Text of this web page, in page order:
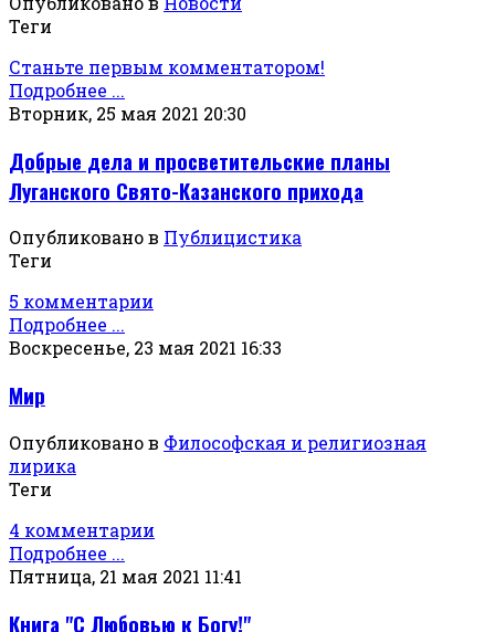
Теги
Станьте первым комментатором!
Подробнее ...
Вторник, 25 мая 2021 20:30
Добрые дела и просветительские планы
Луганского Свято-Казанского прихода
Опубликовано в Публицистика
Теги
5 комментарии
Подробнее ...
Воскресенье, 23 мая 2021 16:33
Мир
Опубликовано в Философская и религиозная
лирика
Теги
4 комментарии
Подробнее ...
Пятница, 21 мая 2021 11:41
Книга "С Любовью к Богу!"